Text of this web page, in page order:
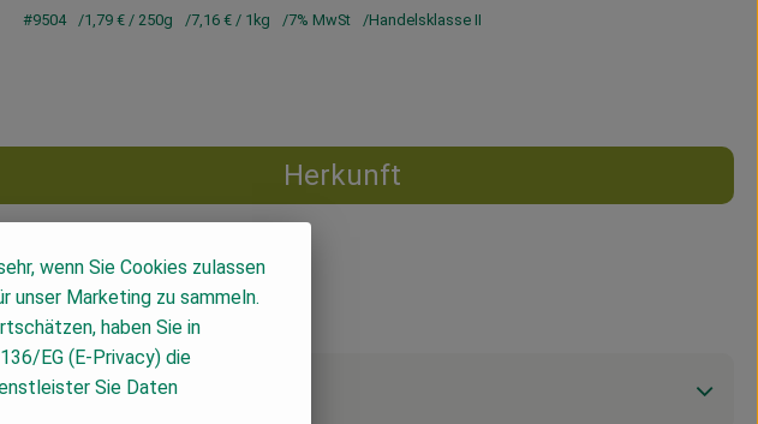
#9504 1,79 € / 250g 7,16 € / 1kg 7% MwSt Handelsklasse II
Herkunft
wenn Sie Cookies zulassen
unser Marketing zu sammeln.
haben Sie in
EG (E-Privacy) die
Sie Daten